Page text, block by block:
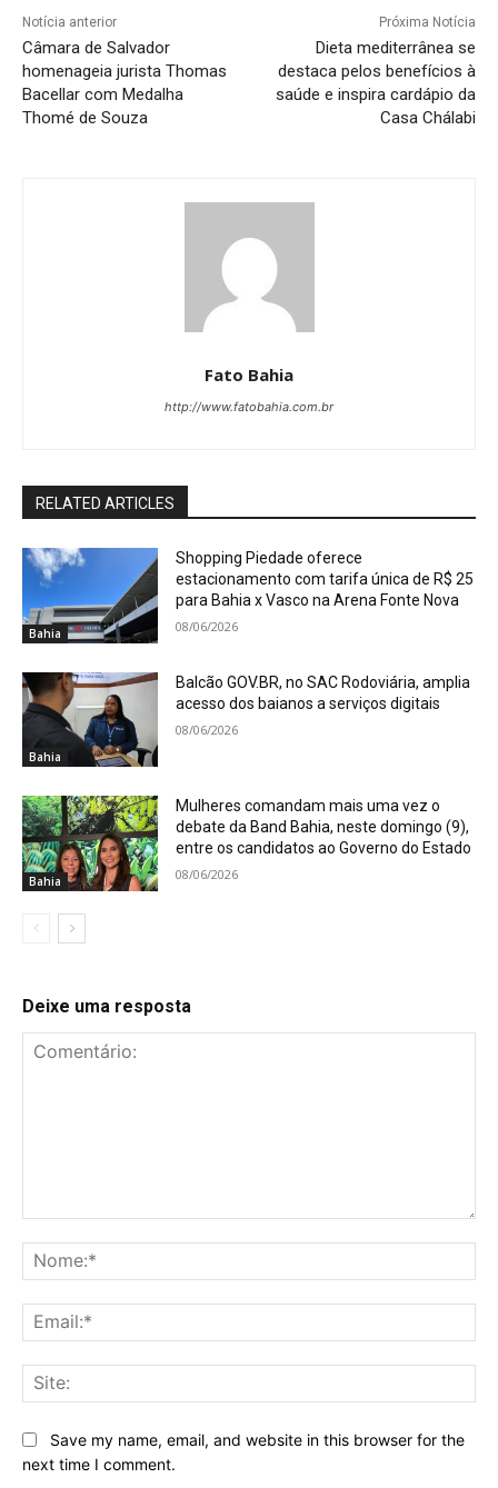
Notícia anterior
Câmara de Salvador
homenageia jurista Thomas
Bacellar com Medalha
Thomé de Souza
Próxima Notícia
Dieta mediterrânea se
destaca pelos benefícios à
saúde e inspira cardápio da
Casa Chálabi
Fato Bahia
http://www.fatobahia.com.br
RELATED ARTICLES
Bahia
Shopping Piedade oferece
estacionamento com tarifa única de R$ 25
para Bahia x Vasco na Arena Fonte Nova
08/06/2026
Bahia
Balcão GOV.BR, no SAC Rodoviária, amplia
acesso dos baianos a serviços digitais
08/06/2026
Bahia
Mulheres comandam mais uma vez o
debate da Band Bahia, neste domingo (9),
entre os candidatos ao Governo do Estado
08/06/2026
Deixe uma resposta
Save my name, email, and website in this browser for the
next time I comment.